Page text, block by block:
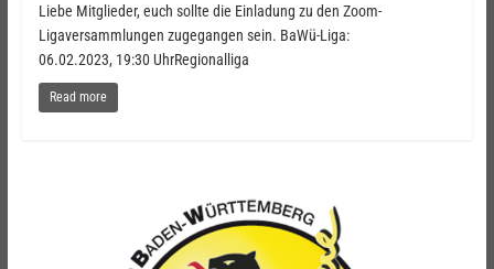
Liebe Mitglieder, euch sollte die Einladung zu den Zoom-
Ligaversammlungen zugegangen sein. BaWü-Liga:
06.02.2023, 19:30 UhrRegionalliga
Read more